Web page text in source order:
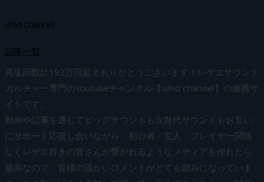
umo channel
記事一覧
再生回数計192万回超えありがとうございます！レゲエサウンド
カルチャー専門のYoutubeチャンネル【umo channel】の連携サ
イトです。
動画や記事を通じてビッグサウンドも次世代サウンドもお互い
にサポート応援し合いながら、初心者・玄人・プレイヤー関係
なくレゲエ好きの皆さんが繋がれるようなメディアを作れたら
最高なので、皆様の温かいコメントがとても励みになっていま